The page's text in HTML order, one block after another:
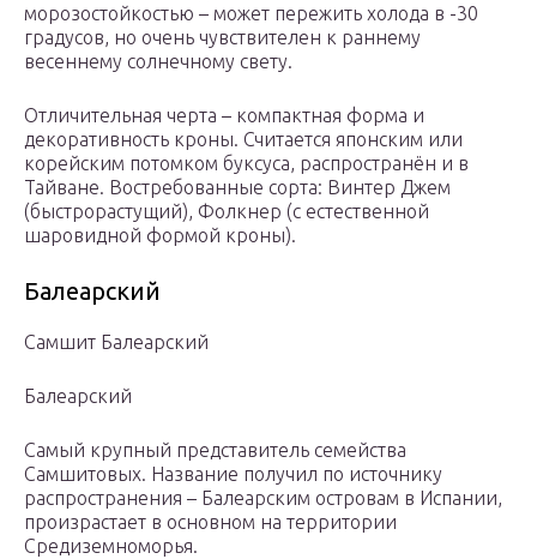
морозостойкостью – может пережить холода в -30
градусов, но очень чувствителен к раннему
весеннему солнечному свету.
Отличительная черта – компактная форма и
декоративность кроны. Считается японским или
корейским потомком буксуса, распространён и в
Тайване. Востребованные сорта: Винтер Джем
(быстрорастущий), Фолкнер (с естественной
шаровидной формой кроны).
Балеарский
Самшит Балеарский
Балеарский
Самый крупный представитель семейства
Самшитовых. Название получил по источнику
распространения – Балеарским островам в Испании,
произрастает в основном на территории
Средиземноморья.